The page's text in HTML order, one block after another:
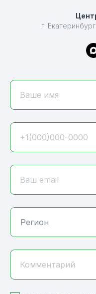
г.
Ваше имя
+1(000)000-0000
Ваш email
Комментарий